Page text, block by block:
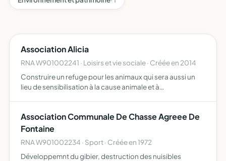
Association Alicia
RNA W901002241 · Loisirs et vie sociale · Créée en 2014
Construire un refuge pour les animaux qui sera aussi un
lieu de sensibilisation à la cause animale et à
Association Communale De Chasse Agreee De
Fontaine
RNA W901002234 · Sport · Créée en 1972
Développemnt du gibier, destruction des nuisibles